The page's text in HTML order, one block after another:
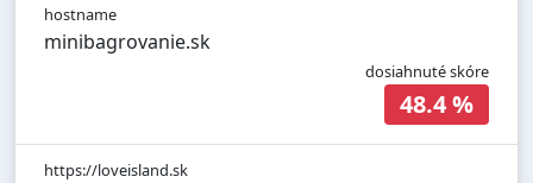
hostname
minibagrovanie.sk
dosiahnuté skóre
48.4 %
https://loveisland.sk